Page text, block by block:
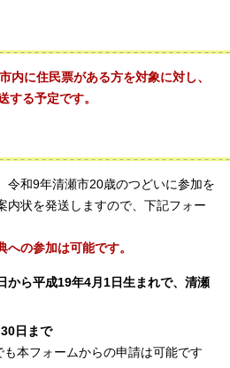
内に住民票がある方を対象に対し、
する予定です。
令和9年清瀬市20歳のつどいに参加を
内状を発送しますので、下記フォー
の参加は可能です。
から平成19年4月1日生まれで、清瀬
日まで
本フォームからの申請は可能です